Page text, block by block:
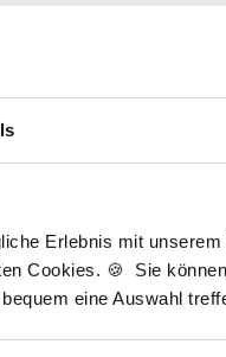
Erlebnis mit
Cookies. 🍪 Sie
eine Auswahl
Option auf
inOldenburg
/ digitalisierte
öffentlichen